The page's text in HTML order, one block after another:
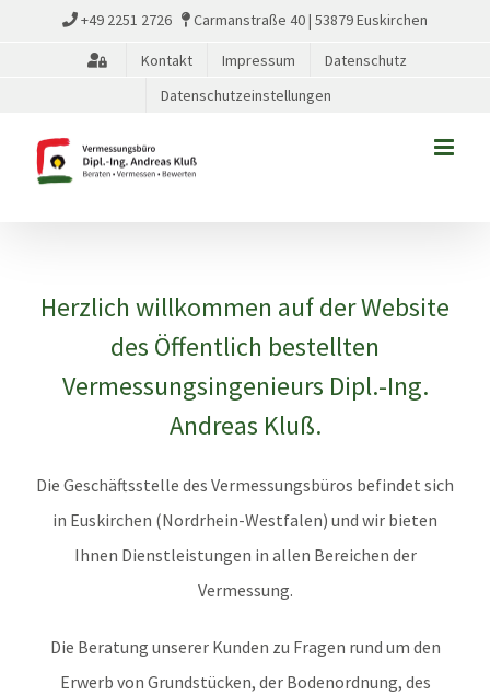
+49 2251 2726 Carmanstraße 40 | 53879 Euskirchen
Kontakt Impressum
Datenschutz
Datenschutzeinstellungen
Herzlich willkommen auf der Website
des Öffentlich bestellten
Vermessungsingenieurs Dipl.-Ing.
Andreas Kluß.
Die Geschäftsstelle des Vermessungsbüros befindet sich
in Euskirchen (Nordrhein-Westfalen) und wir bieten
Ihnen Dienstleistungen in allen Bereichen der
Vermessung.
Die Beratung unserer Kunden zu Fragen rund um den
Erwerb von Grundstücken, der Bodenordnung, des